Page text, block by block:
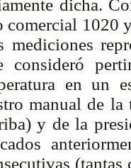
dicha.
comercial 1020
mediciones
consideró
en un
manual de la
y de la